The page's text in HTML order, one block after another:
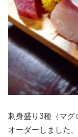
刺身盛り3種（マグ
オーダーしました。